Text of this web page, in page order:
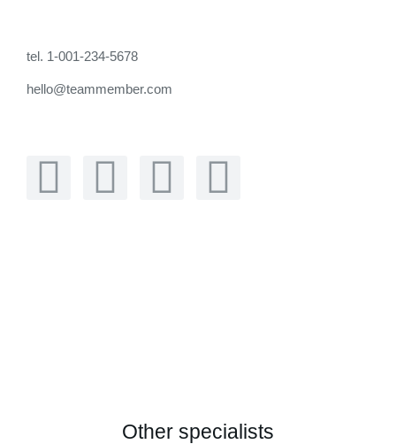
tel. 1-001-234-5678
hello@teammember.com
Other specialists